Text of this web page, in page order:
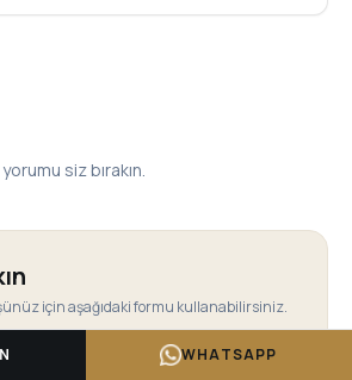
siz bırakın.
için aşağıdaki formu kullanabilirsiniz.
WHATSAPP